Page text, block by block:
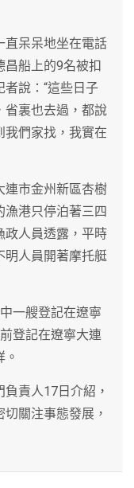
直呆呆地坐在電話
昌船上的9名被扣
說：“這些日子
省裏也去過，都說
我們家找，我實在
連市金州新區杏樹
漁港只停泊著三四
政人員透露，平時
明人員開著摩托艇
一艘登記在遼寧
登記在遼寧大連
責人17日介紹，
關注事態發展，